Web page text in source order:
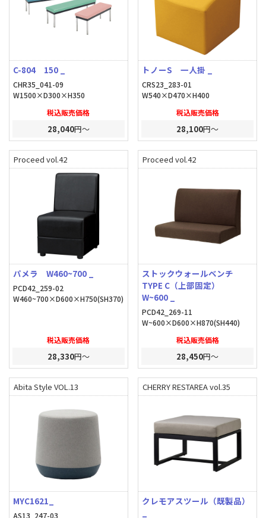
C-804 150 _
CHR35_041-09
W1500×D300×H350
税込販売価格
28,040円～
トノーS 一人掛 _
CRS23_283-01
W540×D470×H400
税込販売価格
28,100円～
Proceed vol.42
パメラ W460~700 _
PCD42_259-02
W460~700×D600×H750(SH370)
税込販売価格
28,330円～
Proceed vol.42
ストックウォールベンチ
TYPE C（上部固定）
W~600 _
PCD42_269-11
W~600×D600×H870(SH440)
税込販売価格
28,450円～
Abita Style VOL.13
MYC1621_
AS13_247-03
CHERRY RESTAREA vol.35
クレモアスツール（既製品）